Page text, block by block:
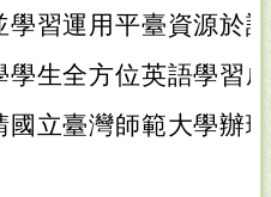
學習運用平臺資源於
學生全方位英語學習
國立臺灣師範大學辦